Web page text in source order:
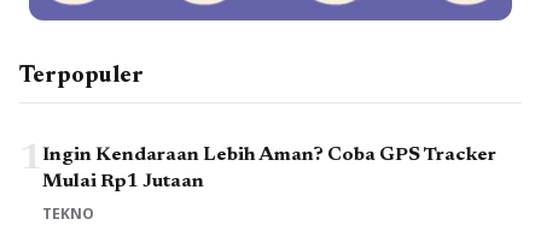
Terpopuler
1Ingin Kendaraan Lebih Aman? Coba GPS Tracker
Mulai Rp1 Jutaan
TEKNO